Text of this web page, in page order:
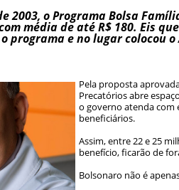
2003, o Programa Bolsa
média de até R$ 180. Eis
programa e no lugar colocou
Pela proposta
Precatórios abre
o governo atenda com
beneficiários.
Assim, entre 22 e 25
benefício, ficarão de
Bolsonaro não é